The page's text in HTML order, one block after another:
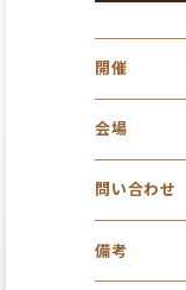
開催
会場
問い合わせ
備考